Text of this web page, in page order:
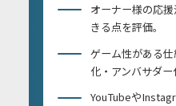
オーナー様の応
きる点を評価。
ゲーム性がある
化・アンバサダー
YouTubeや